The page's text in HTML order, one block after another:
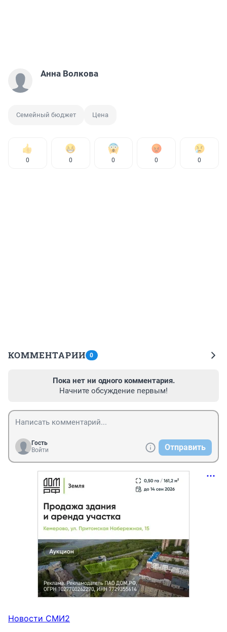
Анна Волкова
Семейный бюджет Цена
0 0 0 0 0
КОММЕНТАРИИ 0
Пока нет ни одного комментария.
Начните обсуждение первым!
Гость
Войти
Отправить
Новости СМИ2